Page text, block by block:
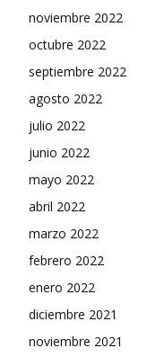
noviembre 2022
octubre 2022
septiembre 2022
agosto 2022
julio 2022
junio 2022
mayo 2022
abril 2022
marzo 2022
febrero 2022
enero 2022
diciembre 2021
noviembre 2021